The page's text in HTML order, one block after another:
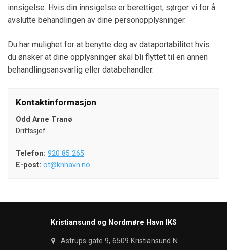
innsigelse. Hvis din innsigelse er berettiget, sørger vi for å
avslutte behandlingen av dine personopplysninger.
Du har mulighet for at benytte deg av dataportabilitet hvis
du ønsker at dine opplysninger skal bli flyttet til en annen
behandlingsansvarlig eller databehandler.
Kontaktinformasjon
Odd Arne Tranø
Driftssjef
Telefon: 920 85 265
E-post: ot@knhavn.no
Kristiansund og Nordmøre Havn IKS
Astrups gate 9, 6509 Kristiansund N